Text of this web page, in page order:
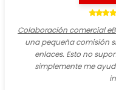
Colaboración comercial
una pequeña comisión
enlaces. Esto no
simplemente me